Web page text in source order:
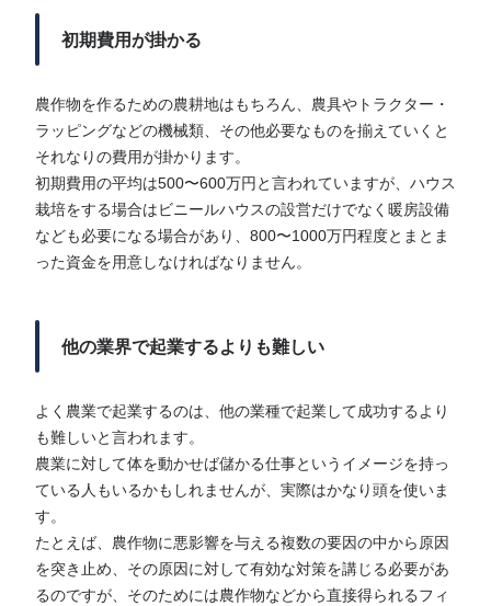
初期費用が掛かる
農作物を作るための農耕地はもちろん、農具やトラクター・
ラッピングなどの機械類、その他必要なものを揃えていくと
それなりの費用が掛かります。
初期費用の平均は500〜600万円と言われていますが、ハウス
栽培をする場合はビニールハウスの設営だけでなく暖房設備
なども必要になる場合があり、800〜1000万円程度とまとま
った資金を用意しなければなりません。
他の業界で起業するよりも難しい
よく農業で起業するのは、他の業種で起業して成功するより
も難しいと言われます。
農業に対して体を動かせば儲かる仕事というイメージを持っ
ている人もいるかもしれませんが、実際はかなり頭を使いま
す。
たとえば、農作物に悪影響を与える複数の要因の中から原因
を突き止め、その原因に対して有効な対策を講じる必要があ
るのですが、そのためには農作物などから直接得られるフィ